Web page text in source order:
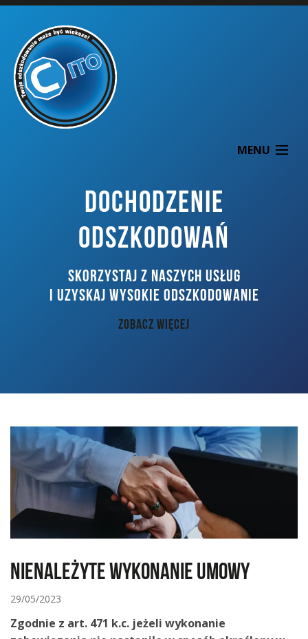
MENU
DOCHODZENIE ODSZKODOWAŃ
KONTAKT
DOCHODZENIE
ODSZKODOWAŃ
SKORZYSTAJ Z NASZYCH USŁUG
I UZYSKAJ WYSOKIE ODSZKODOWANIE
ZOBACZ WIĘCEJ
Nienależyte wykonanie umowy
29/05/2023
Zgodnie z art. 471 k.c. jeżeli wykonanie